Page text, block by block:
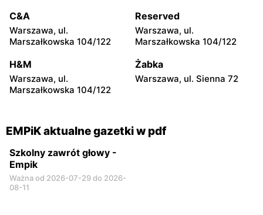
25
Ostrobramska 75C
EMPiK
Tadeusza Pełczyńskiego 14
EMPiK
EMPiK EMPiK
C&A
Warszawa, ul.
Marszałkowska 104/122
Reserved
Warszawa, ul.
Marszałkowska 104/122
H&M
Warszawa, ul.
Marszałkowska 104/122
Żabka
Warszawa, ul. Sienna 72
EMPiK aktualne gazetki w pdf
Szkolny zawrót głowy -
Empik
Ważna od 2026-07-29 do 2026-
08-11